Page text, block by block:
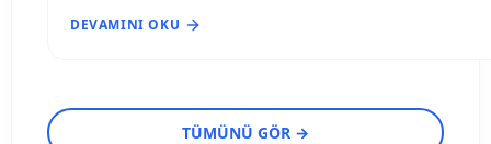
DEVAMINI OKU
TÜMÜNÜ GÖR →